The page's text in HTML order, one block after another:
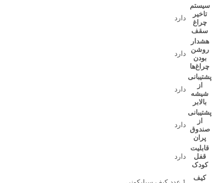
سیستم
تاخیر
چراغ
سقف
دارد
هشدار
روشن
بودن
چراغ‌ها
دارد
پشتیبانی
از
شیشه
بالابر
دارد
پشتیبانی
از
صندوق
پران
دارد
قابلیت
قفل
کودک
دارد
کیف